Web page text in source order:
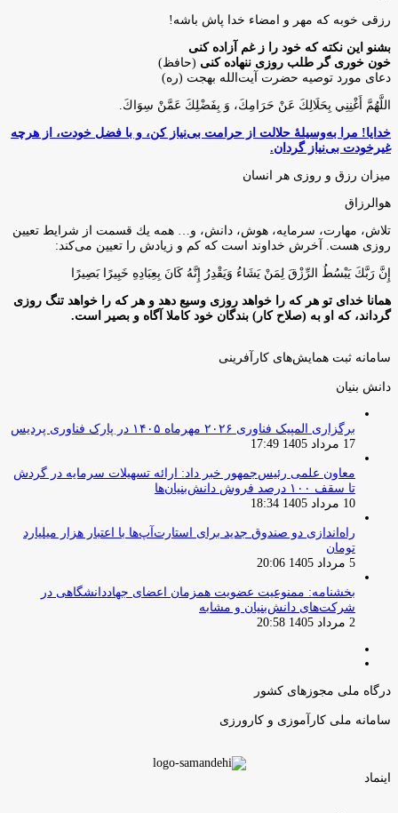
رزقی خوبه كه مهر و امضاء خدا پاش باشه!
بشنو این نکته که خود را ز غم آزاده کنی
خون خوری گر طلب روزی ننهاده کنی (حافظ)
دعای مورد توصیه حضرت آیت‌الله بهجت (ره)
اللَّهُمَّ أَغْنِنِي بِحَلَالِكَ عَنْ حَرَامِكَ، وَ بِفَضْلِكَ عَمَّنْ سِوَاكَ‏.
خدایا! مرا به‌وسیلۀ حلالت از حرامت بی‌نیاز کن، و با فضل خودت، از هرچه
غیرخودت بی‌نیاز گردان.
میزان رزق و روزی هر انسان
هوالرزاق
تلاش، مهارت، سرمايه، هوش، دانش، و… همه يك قسمت از شرايط تعيين
روزى هست. آخرش خداوند است كه كم و زيادش را تعيين مى‌كند:
إِنَّ رَبَّكَ يَبْسُطُ الرِّزْقَ لِمَنْ يَشَاءُ وَيَقْدِرُ إِنَّهُ كَانَ بِعِبَادِهِ خَبِيرًا بَصِيرًا
همانا خدای تو هر که را خواهد روزی وسیع دهد و هر که را خواهد تنگ روزی
گرداند، که او به (صلاح کار) بندگان خود کاملا آگاه و بصیر است.
سامانه ثبت همایش‌های کارآفرینی
دانش‌ بنیان‌
برگزاری المپیک فناوری ۲۰۲۶ مهرماه ۱۴۰۵ در پارک فناوری پردیس
17 مرداد 1405 17:49
معاون علمی رئیس‌جمهور خبر داد: ارائه تسهیلات سرمایه در گردش
تا سقف ۱۰۰ درصد فروش دانش‌بنیان‌ها
10 مرداد 1405 18:34
راه‌اندازی دو صندوق جدید برای استارت‌آپ‌ها با اعتبار هزار میلیارد
تومان
5 مرداد 1405 20:06
بخشنامه: ممنوعیت عضویت همزمان اعضای جهاددانشگاهی در
شرکت‌های دانش‌بنیان و مشابه
2 مرداد 1405 20:58
درگاه ملی مجوزهای کشور
سامانه ملی کارآموزی و کارورزی
اینماد